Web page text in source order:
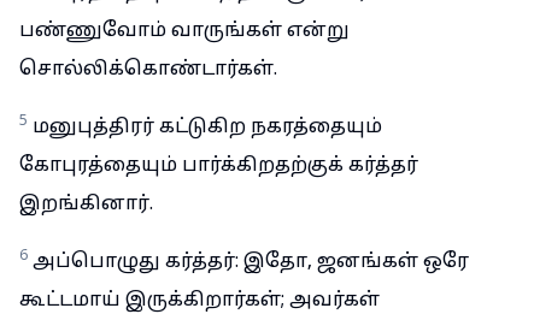
பண்ணுவோம் வாருங்கள் என்று
சொல்லிக்கொண்டார்கள்.
5 மனுபுத்திரர் கட்டுகிற நகரத்தையும்
கோபுரத்தையும் பார்க்கிறதற்குக் கர்த்தர்
இறங்கினார்.
6 அப்பொழுது கர்த்தர்: இதோ, ஜனங்கள் ஒரே
கூட்டமாய் இருக்கிறார்கள்; அவர்கள்